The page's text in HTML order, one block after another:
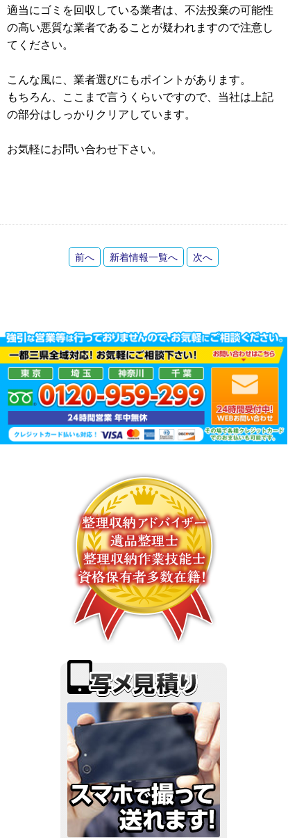
適当にゴミを回収している業者は、不法投棄の可能性
の高い悪質な業者であることが疑われますので注意し
てください。
こんな風に、業者選びにもポイントがあります。
もちろん、ここまで言うくらいですので、当社は上記
の部分はしっかりクリアしています。
お気軽にお問い合わせ下さい。
前へ 新着情報一覧へ 次へ